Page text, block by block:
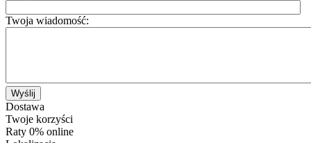
Twoja wiadomość:
Wyślij
Dostawa
Twoje korzyści
Raty 0% online